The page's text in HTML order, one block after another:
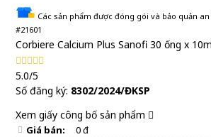
Các sản phẩm được đóng gói và bảo quản
#21601
Corbiere Calcium Plus Sanofi 30 ống x
5.0/5
Số đăng ký: 8302/2024/ĐKSP
Xem giấy công bố sản phẩm
Giá bán: 0 đ